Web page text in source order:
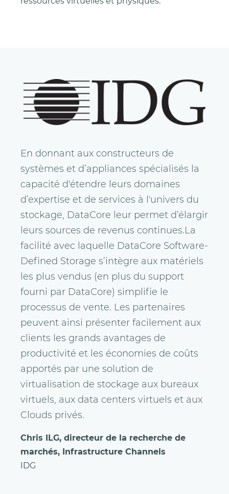
En donnant aux constructeurs de
systèmes et d’appliances spécialisés la
capacité d'étendre leurs domaines
d’expertise et de services à l'univers du
stockage, DataCore leur permet d’élargir
leurs sources de revenus continues.La
facilité avec laquelle DataCore Software-
Defined Storage s’intègre aux matériels
les plus vendus (en plus du support
fourni par DataCore) simplifie le
processus de vente. Les partenaires
peuvent ainsi présenter facilement aux
clients les grands avantages de
productivité et les économies de coûts
apportés par une solution de
virtualisation de stockage aux bureaux
virtuels, aux data centers virtuels et aux
Clouds privés.
Chris ILG, directeur de la recherche de
marchés, Infrastructure Channels
IDG